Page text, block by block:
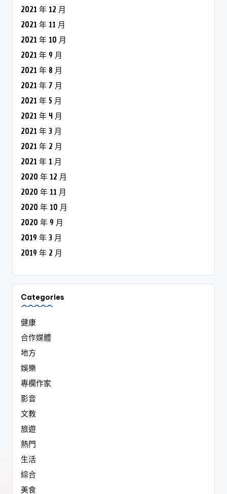
2021 年 12 月
2021 年 11 月
2021 年 10 月
2021 年 9 月
2021 年 8 月
2021 年 7 月
2021 年 5 月
2021 年 4 月
2021 年 3 月
2021 年 2 月
2021 年 1 月
2020 年 12 月
2020 年 11 月
2020 年 10 月
2020 年 9 月
2019 年 3 月
2019 年 2 月
Categories
健康
合作媒體
地方
娛樂
專欄作家
影音
文教
旅遊
熱門
生活
綜合
美食